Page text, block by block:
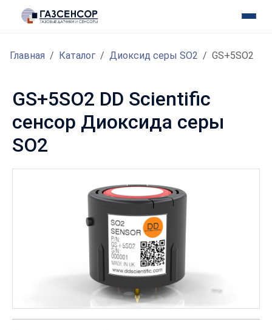
Главная Каталог Диоксид серы SO2 GS+5SO2
GS+5SO2 DD Scientific
сенсор Диоксида серы
SO2